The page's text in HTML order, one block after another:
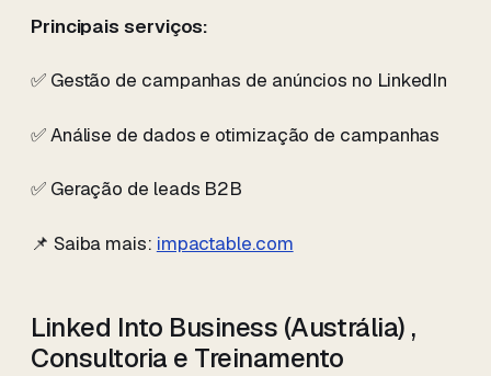
Principais serviços:
✅ Gestão de campanhas de anúncios no LinkedIn
✅ Análise de dados e otimização de campanhas
✅ Geração de leads B2B
📌 Saiba mais: impactable.com
Linked Into Business (Austrália) ,
Consultoria e Treinamento